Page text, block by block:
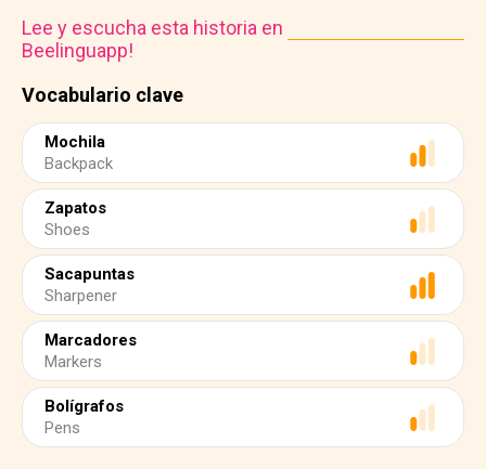
Vocabulario clave
Mochila
Backpack
Zapatos
Shoes
Sacapuntas
Sharpener
Marcadores
Markers
Bolígrafos
Pens
Lee y escucha esta historia en
Beelinguapp!